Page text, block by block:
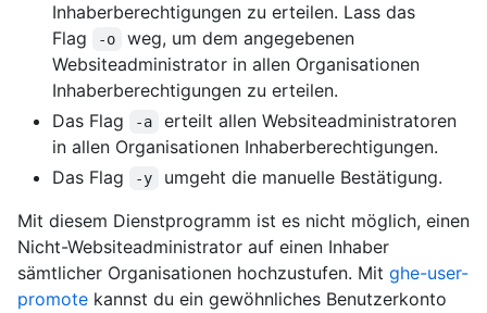
Inhaberberechtigungen zu erteilen. Lass das
Flag
-o
weg, um dem angegebenen
Websiteadministrator in allen Organisationen
Inhaberberechtigungen zu erteilen.
Das Flag
-a
erteilt allen Websiteadministratoren
in allen Organisationen Inhaberberechtigungen.
Das Flag
-y
umgeht die manuelle Bestätigung.
Mit diesem Dienstprogramm ist es nicht möglich, einen
Nicht-Websiteadministrator auf einen Inhaber
sämtlicher Organisationen hochzustufen. Mit ghe-user-
promote kannst du ein gewöhnliches Benutzerkonto